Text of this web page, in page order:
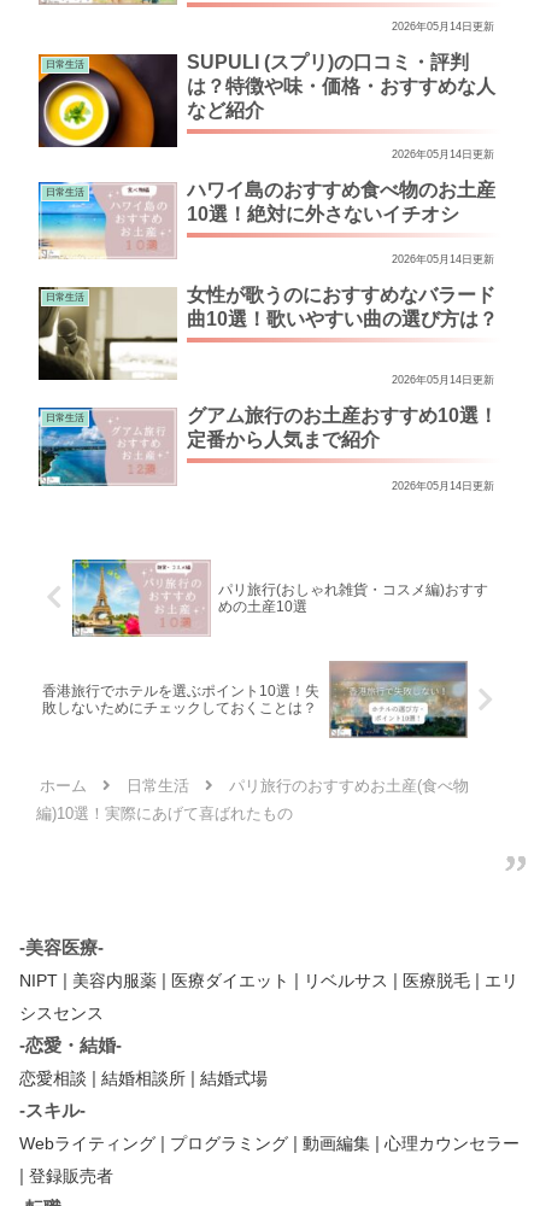
2026年05月14日更新
日常生活
SUPULI (スプリ)の口コミ・評判
は？特徴や味・価格・おすすめな人
など紹介
2026年05月14日更新
日常生活
ハワイ島のおすすめ食べ物のお土産
10選！絶対に外さないイチオシ
2026年05月14日更新
日常生活
女性が歌うのにおすすめなバラード
曲10選！歌いやすい曲の選び方は？
2026年05月14日更新
日常生活
グアム旅行のお土産おすすめ10選！
定番から人気まで紹介
2026年05月14日更新
パリ旅行(おしゃれ雑貨・コスメ編)おすす
めの土産10選
香港旅行でホテルを選ぶポイント10選！失
敗しないためにチェックしておくことは？
ホーム 日常生活
パリ旅行のおすすめお土産(食べ物
編)10選！実際にあげて喜ばれたもの
-美容医療-
NIPT | 美容内服薬 | 医療ダイエット | リベルサス | 医療脱毛 | エリ
シスセンス
-恋愛・結婚-
恋愛相談 | 結婚相談所 | 結婚式場
-スキル-
Webライティング | プログラミング | 動画編集 | 心理カウンセラー
| 登録販売者